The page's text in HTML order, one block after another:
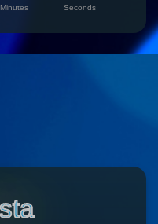
Minutes Seconds